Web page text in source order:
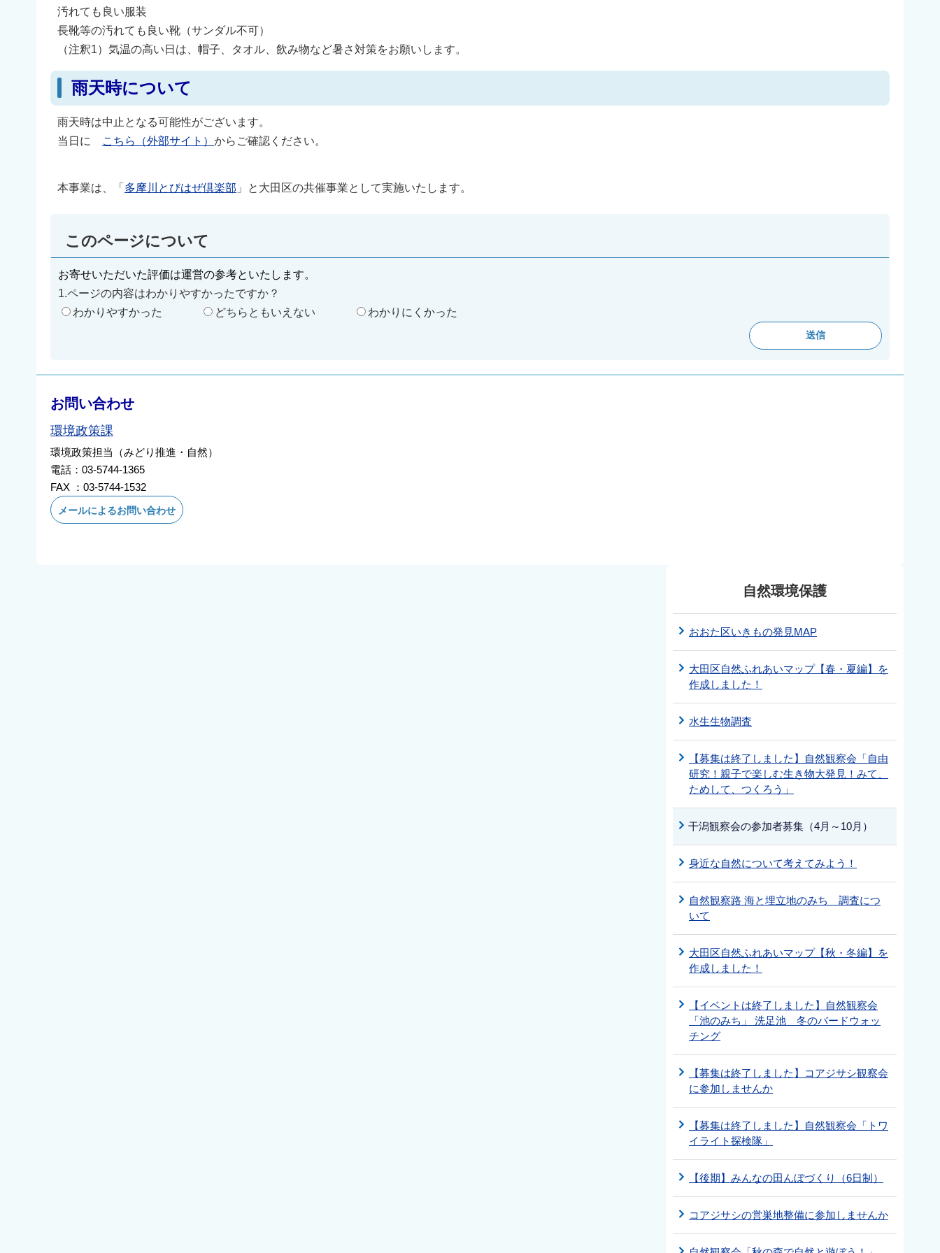
汚れても良い服装
長靴等の汚れても良い靴（サンダル不可）
（注釈1）気温の高い日は、帽子、タオル、飲み物など暑さ対策をお願いします。
雨天時について
雨天時は中止となる可能性がございます。
当日に
こちら（外部サイト） からご確認ください。
本事業は、「 多摩川とびはぜ倶楽部 」と大田区の共催事業として実施いたします。
このページについて
お寄せいただいた評価は運営の参考といたします。
1.ページの内容はわかりやすかったですか？
わかりやすかった
どちらともいえない わかりにくかった
お問い合わせ
環境政策課
環境政策担当（みどり推進・自然）
電話：03-5744-1365
FAX ：03-5744-1532
メールによるお問い合わせ
自然環境保護
おおた区いきもの発見MAP
大田区自然ふれあいマップ【春・夏編】を
作成しました！
水生生物調査
【募集は終了しました】自然観察会「自由
研究！親子で楽しむ生き物大発見！みて、
ためして、つくろう」
干潟観察会の参加者募集（4月～10月）
身近な自然について考えてみよう！
自然観察路 海と埋立地のみち 調査につ
いて
大田区自然ふれあいマップ【秋・冬編】を
作成しました！
【イベントは終了しました】自然観察会
「池のみち」 洗足池 冬のバードウォッ
チング
【募集は終了しました】コアジサシ観察会
に参加しませんか
【募集は終了しました】自然観察会「トワ
イライト探検隊」
【後期】みんなの田んぼづくり（6日制）
コアジサシの営巣地整備に参加しませんか